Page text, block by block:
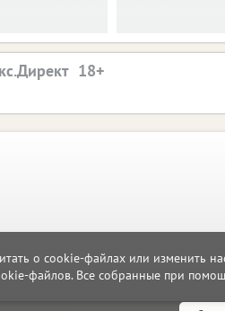
о cookie-файлах или изменить
файлов. Все собранные при